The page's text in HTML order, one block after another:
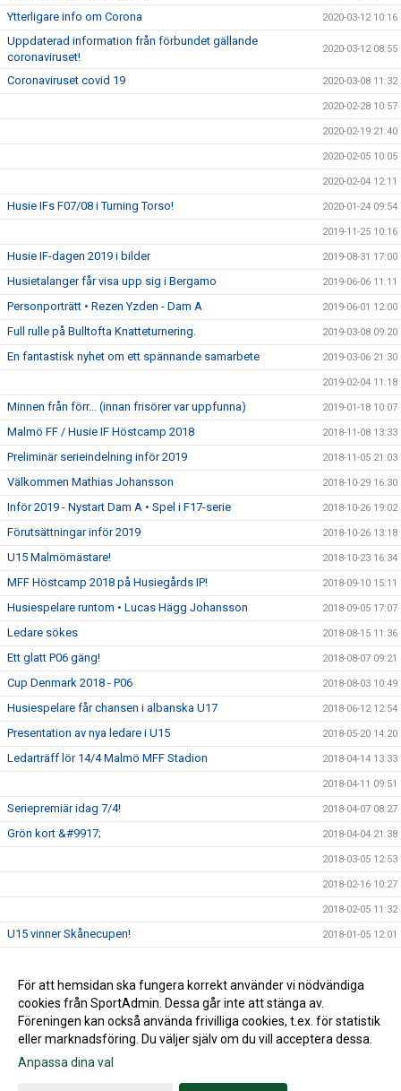
Ytterligare info om Corona 2020-03-12 10:16
Uppdaterad information från förbundet gällande
coronaviruset!
2020-03-12 08:55
Coronaviruset covid 19 2020-03-08 11:32
2020-02-28 10:57
2020-02-19 21:40
2020-02-05 10:05
2020-02-04 12:11
Husie IFs F07/08 i Turning Torso! 2020-01-24 09:54
2019-11-25 10:16
Husie IF-dagen 2019 i bilder 2019-08-31 17:00
Husietalanger får visa upp sig i Bergamo 2019-06-06 11:11
Personporträtt • Rezen Yzden - Dam A 2019-06-01 12:00
Full rulle på Bulltofta Knatteturnering. 2019-03-08 09:20
En fantastisk nyhet om ett spännande samarbete 2019-03-06 21:30
2019-02-04 11:18
Minnen från förr... (innan frisörer var uppfunna) 2019-01-18 10:07
Malmö FF / Husie IF Höstcamp 2018 2018-11-08 13:33
Preliminär serieindelning inför 2019 2018-11-05 21:03
Välkommen Mathias Johansson 2018-10-29 16:30
Inför 2019 - Nystart Dam A • Spel i F17-serie 2018-10-26 19:02
Förutsättningar inför 2019 2018-10-26 13:18
U15 Malmömästare! 2018-10-23 16:34
MFF Höstcamp 2018 på Husiegårds IP! 2018-09-10 15:11
Husiespelare runtom • Lucas Hägg Johansson 2018-09-05 17:07
Ledare sökes 2018-08-15 11:36
Ett glatt P06 gäng! 2018-08-07 09:21
Cup Denmark 2018 - P06 2018-08-03 10:49
Husiespelare får chansen i albanska U17 2018-06-12 12:54
Presentation av nya ledare i U15 2018-05-20 14:20
Ledarträff lör 14/4 Malmö MFF Stadion 2018-04-14 13:33
2018-04-11 09:51
Seriepremiär idag 7/4! 2018-04-07 08:27
Grön kort &#9917; 2018-04-04 21:38
2018-03-05 12:53
2018-02-16 10:27
2018-02-05 11:32
U15 vinner Skånecupen! 2018-01-05 12:01
2017-08-21 09:37
2016-03-20 04:04
Gå till Webbversion
För att hemsidan ska fungera korrekt använder vi nödvändiga
cookies från SportAdmin. Dessa går inte att stänga av.
Föreningen kan också använda frivilliga cookies, t.ex. för statistik
eller marknadsföring. Du väljer själv om du vill acceptera dessa.
Anpassa dina val